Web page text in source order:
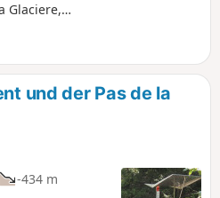
Glaciere,
44, die
von
Die
großartig.
und der Pas de la
-434 m